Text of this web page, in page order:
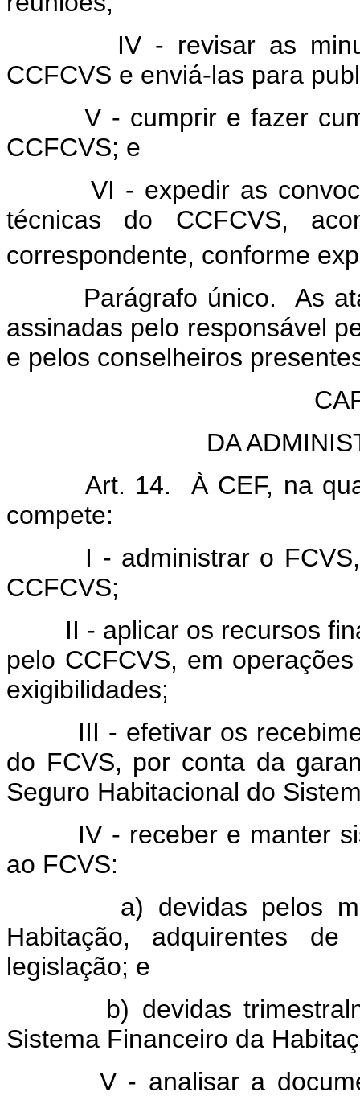
IV - revisar as minutas
CCFCVS e enviá-las para
V - cumprir e fazer
CCFCVS; e
VI - expedir as
técnicas do CCFCVS,
correspondente, conforme
Parágrafo único. As
assinadas pelo responsável
e pelos conselheiros
DA
Art. 14. À CEF, na
compete:
I - administrar o FCVS,
CCFCVS;
II - aplicar os recursos
pelo CCFCVS, em
exigibilidades;
III - efetivar os
do FCVS, por conta da
Seguro Habitacional do
IV - receber e manter
ao FCVS:
a) devidas pelos
Habitação, adquirentes
legislação; e
b) devidas
Sistema Financeiro da
V - analisar a